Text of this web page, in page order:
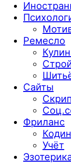
Ремесло
Сайты
Фриланс
Учёт